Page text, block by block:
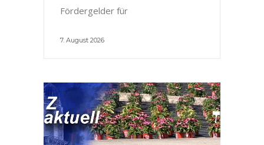
Fördergelder für
7. August 2026